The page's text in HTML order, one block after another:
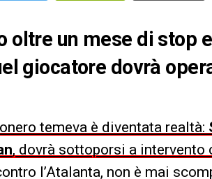
oltre un mese di stop
giocatore dovrà
temeva è diventata realtà:
, dovrà sottoporsi a
l’Atalanta, non è mai